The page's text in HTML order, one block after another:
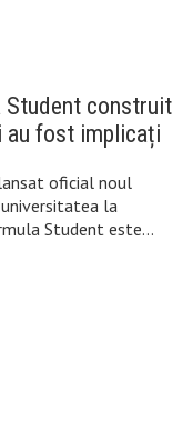
Student construit
au fost implicați
oficial noul
la
Student este…